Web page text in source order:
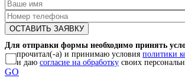
Для отправки формы необходимо принять
прочитал(-а) и принимаю условия политики
и даю согласие на обработку своих
GO